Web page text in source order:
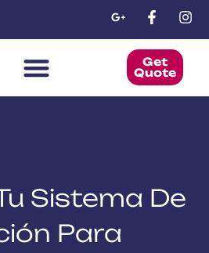
Get
Quote
Sistema De
Para